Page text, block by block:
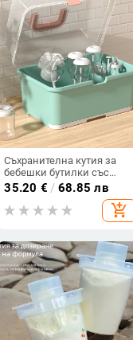
Съхранителна кутия за
бебешки бутилки със
сушилна стойка и
органайзер за биберони и
четка за бутилки, 0.9 кг, за
новородени до 3 години,
35.20 € / 68.85 лв
add_shopping_cart